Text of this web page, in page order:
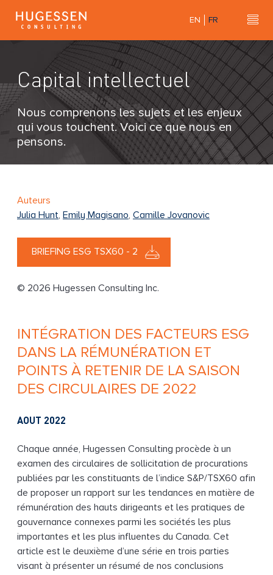
e
s
s
e
n
o
t
n
g
EN FR
Capital intellectuel
Nous comprenons les sujets et les enjeux
qui vous touchent. Voici ce que nous en
pensons.
Auteurs
Julia Hunt, Emily Magisano, Camille Jovanovic
BRIEFING ESG TSX60 - 2
© 2026 Hugessen Consulting Inc.
INTÉGRATION DES FACTEURS ESG
DANS LA RÉMUNÉRATION ET
POINTS À RETENIR DE LA SAISON
DES CIRCULAIRES DE 2022
AOUT 2022
Chaque année, Hugessen Consulting procède à un
examen des circulaires de sollicitation de procurations
publiées par les constituants de l’indice S&P/TSX60 afin
de proposer un rapport sur les tendances en matière de
rémunération des hauts dirigeants et les pratiques de
gouvernance connexes parmi les sociétés les plus
importantes et les plus influentes du Canada. Cet
article est le deuxième d’une série en trois parties
visant à présenter un résumé de nos conclusions